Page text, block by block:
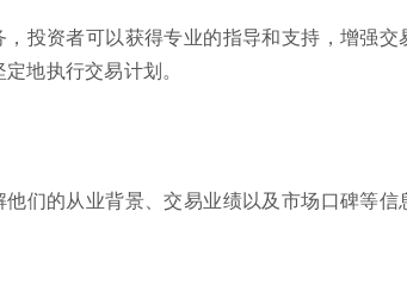
投资者可以获得专业的指导和支持，增强交
地执行交易计划。
们的从业背景、交易业绩以及市场口碑等信